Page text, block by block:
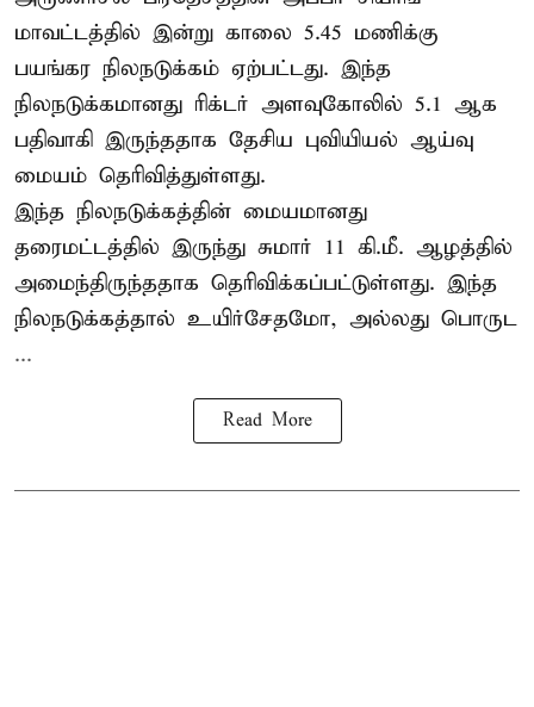
மாவட்டத்தில் இன்று காலை 5.45 மணிக்கு
பயங்கர நிலநடுக்கம் ஏற்பட்டது. இந்த
நிலநடுக்கமானது ரிக்டர் அளவுகோலில் 5.1 ஆக
பதிவாகி இருந்ததாக தேசிய புவியியல் ஆய்வு
மையம் தெரிவித்துள்ளது.
இந்த நிலநடுக்கத்தின் மையமானது
தரைமட்டத்தில் இருந்து சுமார் 11 கி.மீ. ஆழத்தில்
அமைந்திருந்ததாக தெரிவிக்கப்பட்டுள்ளது. இந்த
நிலநடுக்கத்தால் உயிர்சேதமோ, அல்லது பொருட
...
Read More